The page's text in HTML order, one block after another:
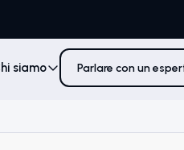
siamo Parlare con un